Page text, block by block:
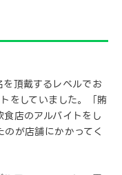
頂戴するレベルでお
をしていました。「賄
店のアルバイトをし
が店舗にかかってく